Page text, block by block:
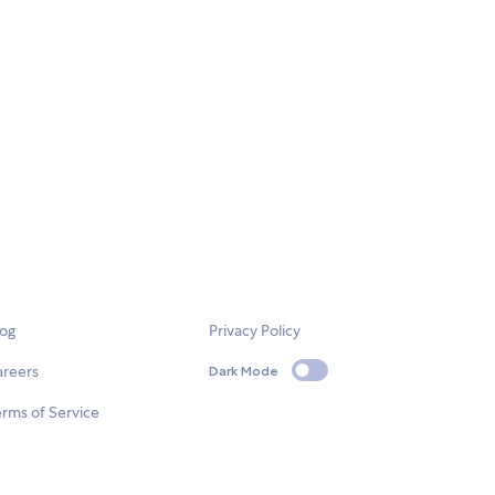
of Service
Privacy Policy
Dark Mode